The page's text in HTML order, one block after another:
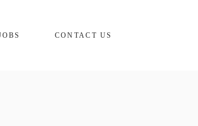
CONTACT US